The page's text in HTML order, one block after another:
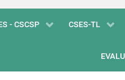
- CSCSP CSES-TL